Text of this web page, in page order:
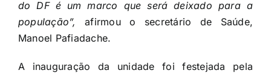
do DF é um marco que será deixado para a
população”,afirmou o secretário de Saúde,
Manoel Pafiadache.
A inauguração da unidade foi festejada pela